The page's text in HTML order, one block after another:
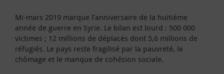
Mi-mars 2019 marque l’anniversaire de la huitième
année de guerre en Syrie. Le bilan est lourd : 500 000
victimes ; 12 millions de déplacés dont 5,6 millions de
réfugiés. Le pays reste fragilisé par la pauvreté, le
chômage et le manque de cohésion sociale.